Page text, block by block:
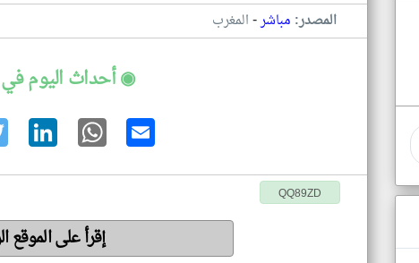
المصدر: مباشر-المغرب
◉ أحداث اليوم
QQ89ZD
إقرأ على الموقع